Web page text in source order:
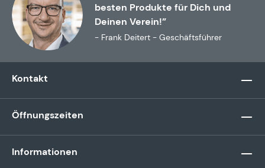
besten Produkte für Dich und
Deinen Verein!”
- Frank Deitert - Geschäftsführer
Kontakt
Öffnungszeiten
Informationen